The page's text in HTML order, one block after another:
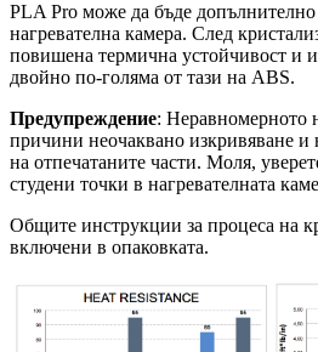
PLA Pro може да бъде допълнително
нагревателна камера. След
повишена термична устойчивост и
двойно по-голяма от тази на ABS.
Предупреждение: Неравномерното
причини неочаквано изкривяване и
на отпечатаните части. Моля,
студени точки в нагревателната
Общите инструкции за процеса на
включени в опаковката.